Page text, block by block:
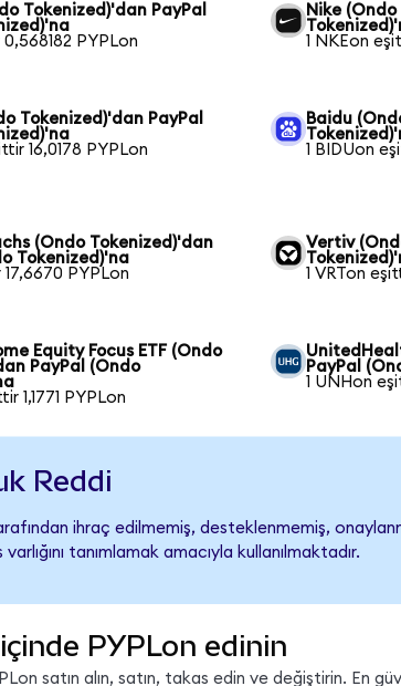
Tokenized)'dan PayPal
PYPLon
Nike
1 NKEon
Tokenized)'dan PayPal
16,0178 PYPLon
Baidu
1 BIDUon
(Ondo Tokenized)'dan
Tokenized)'na
17,6670 PYPLon
Vertiv
1 VRTon
Equity Focus ETF (Ondo
PayPal (Ondo
1,1771 PYPLon
PayPal
1 UNHon
Reddi
ihraç edilmemiş, desteklenmemiş,
tanımlamak amacıyla kullanılmaktadır.
PYPLon edinin
satın alın, satın, takas edin ve değiştirin. En